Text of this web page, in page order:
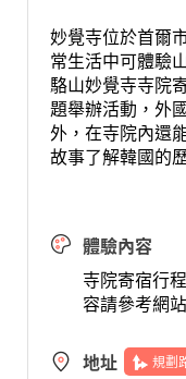
妙覺寺位於首爾
常生活中可體驗
駱山妙覺寺寺院
題舉辦活動，外
外，在寺院內還
故事了解韓國的
體驗內容
寺院寄宿行
容請參考網站
地址 規劃